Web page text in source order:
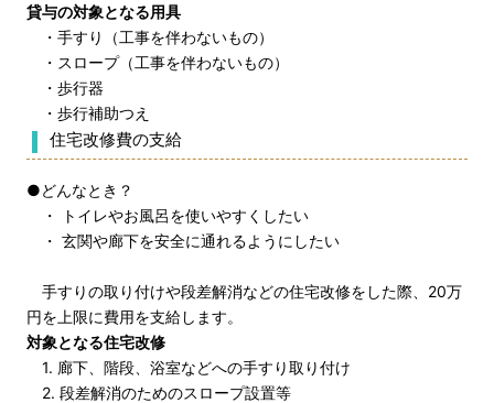
貸与の対象となる用具
・手すり（工事を伴わないもの）
・スロープ（工事を伴わないもの）
・歩行器
・歩行補助つえ
住宅改修費の支給
●どんなとき？
・ トイレやお風呂を使いやすくしたい
・ 玄関や廊下を安全に通れるようにしたい
手すりの取り付けや段差解消などの住宅改修をした際、20万
円を上限に費用を支給します。
対象となる住宅改修
1. 廊下、階段、浴室などへの手すり取り付け
2. 段差解消のためのスロープ設置等